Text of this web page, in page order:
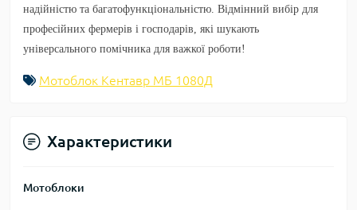
надійністю та багатофункціональністю. Відмінний вибір для
професійних фермерів і господарів, які шукають
універсального помічника для важкої роботи!
Мотоблок Кентавр МБ 1080Д
Характеристики
Мотоблоки